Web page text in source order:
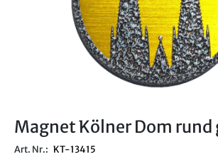
Magnet Kölner Dom rund
Art. Nr.: KT-13415